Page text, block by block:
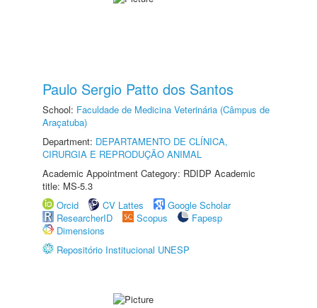
Paulo Sergio Patto dos Santos
School: Faculdade de Medicina Veterinária (Câmpus de
Araçatuba)
Department: DEPARTAMENTO DE CLÍNICA,
CIRURGIA E REPRODUÇÃO ANIMAL
Academic Appointment Category: RDIDP Academic
title: MS-5.3
Orcid
CV Lattes
Google Scholar
ResearcherID
Scopus
Fapesp
Dimensions
Repositório Institucional UNESP